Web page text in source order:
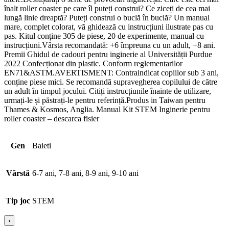
înalt roller coaster pe care îl puteți construi? Ce ziceți de cea mai
lungă linie dreaptă? Puteți construi o buclă în buclă? Un manual
mare, complet colorat, vă ghidează cu instrucțiuni ilustrate pas cu
pas. Kitul conține 305 de piese, 20 de experimente, manual cu
instrucțiuni.Vârsta recomandată: +6 împreuna cu un adult, +8 ani.
Premii Ghidul de cadouri pentru inginerie al Universității Purdue
2022 Confecționat din plastic. Conform reglementarilor
EN71&ASTM.AVERTISMENT: Contraindicat copiilor sub 3 ani,
conține piese mici. Se recomandă supravegherea copilului de către
un adult în timpul jocului. Citiți instrucțiunile înainte de utilizare,
urmați-le și păstrați-le pentru referință.Produs in Taiwan pentru
Thames & Kosmos, Anglia. Manual Kit STEM Inginerie pentru
roller coaster – descarca fisier
Gen Baieti
Vârstă 6-7 ani, 7-8 ani, 8-9 ani, 9-10 ani
Tip joc STEM
›